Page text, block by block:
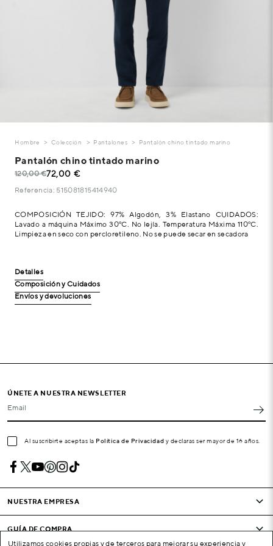
Hombre Colección Pantalones Pantalón chino tintado marino
Pantalón chino tintado marino
120,00 €72,00 €
Referencia: 515081815414940
COMPOSICIÓN TEJIDO: 97% Algodón, 3% Elastano CUIDADOS:
Lavado a máquina Máximo 30ºC. No lejía. Temperatura Máxima 110ºC.
Limpieza en seco con percloretileno. No se puede secar en secadora
Detalles
Composición y Cuidados
Envíos y devoluciones
ÚNETE A NUESTRA NEWSLETTER
Email
Al suscribirte aceptas la Política de Privacidad y declaras ser mayor de 16 años.
NUESTRA EMPRESA
GUÍA DE COMPRA
Utilizamos cookies propias y de terceros para mejorar su experiencia y